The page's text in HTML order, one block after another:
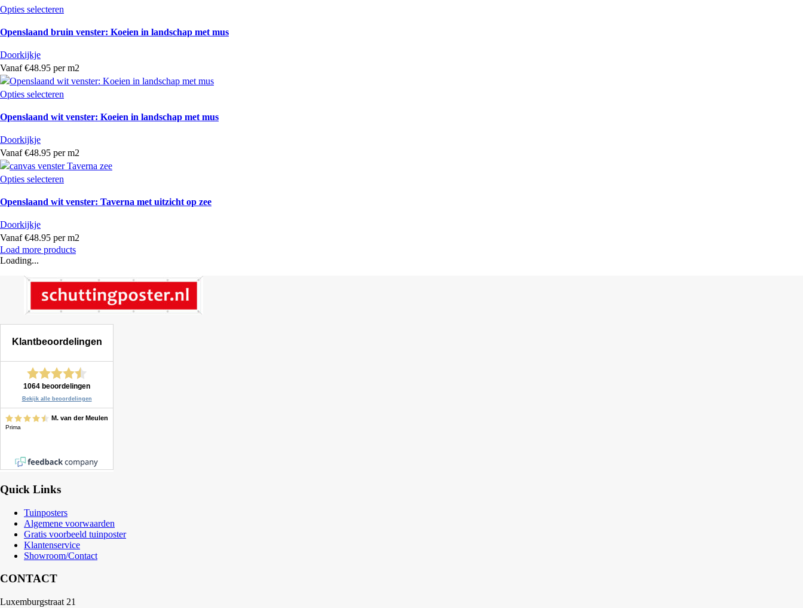
Opties selecteren
Openslaand bruin venster: Koeien in landschap met mus
Doorkijkje
Vanaf €48.95 per m2
Opties selecteren
Openslaand wit venster: Koeien in landschap met mus
Doorkijkje
Vanaf €48.95 per m2
Opties selecteren
Openslaand wit venster: Taverna met uitzicht op zee
Doorkijkje
Vanaf €48.95 per m2
Load more products
Loading...
Quick Links
Tuinposters
Algemene voorwaarden
Gratis voorbeeld tuinposter
Klantenservice
Showroom/Contact
CONTACT
Luxemburgstraat 21